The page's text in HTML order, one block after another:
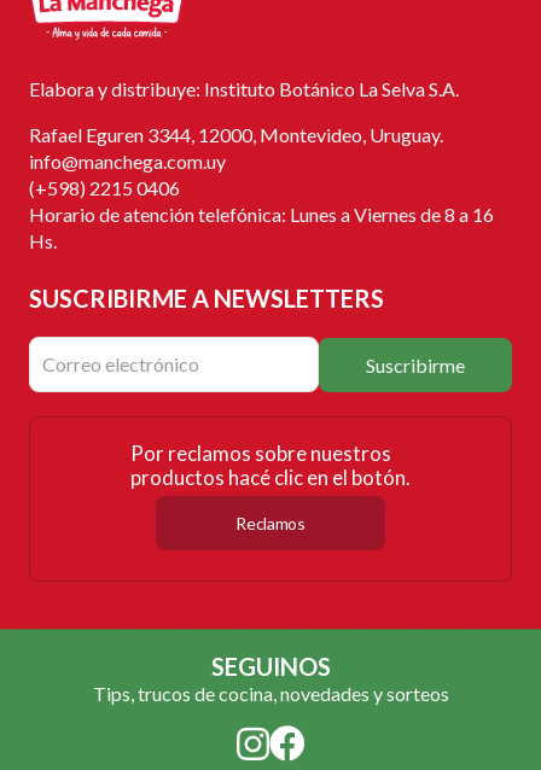
Elabora y distribuye: Instituto Botánico La Selva S.A.
Rafael Eguren 3344, 12000, Montevideo, Uruguay.
info@manchega.com.uy
(+598) 2215 0406
Horario de atención telefónica: Lunes a Viernes de 8 a 16
Hs.
SUSCRIBIRME A NEWSLETTERS
Suscribirme
Por reclamos sobre nuestros
productos hacé clic en el botón.
Reclamos
SEGUINOS
Tips, trucos de cocina, novedades y sorteos